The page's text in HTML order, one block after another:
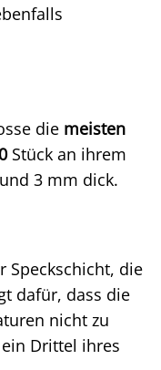
die meisten
Stück an ihrem
3 mm dick.
Speckschicht, die
dafür, dass die
nicht zu
Drittel ihres